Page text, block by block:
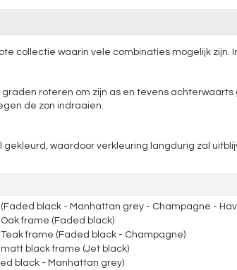
collectie waarin vele combinaties mogelijk zijn.
roteren om zijn as en tevens achterwaarts
de zon indraaien.
waardoor verkleuring langdurig zal
black - Manhattan grey - Champagne -
frame (Faded black)
frame (Faded black - Champagne)
black frame (Jet black)
black - Manhattan grey)